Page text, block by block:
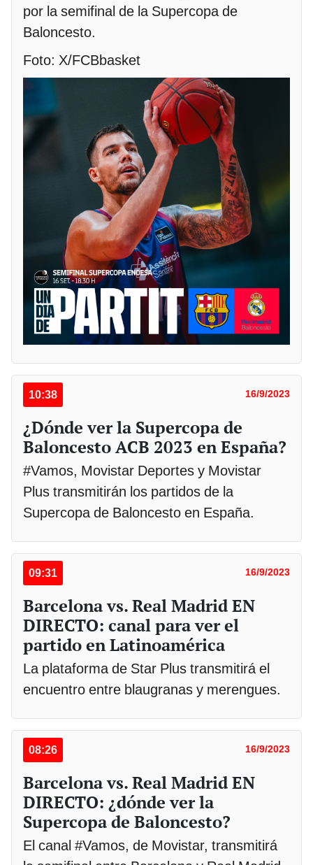
por la semifinal de la Supercopa de
Baloncesto.
Foto: X/FCBbasket
10:38 16/9/2023
¿Dónde ver la Supercopa de
Baloncesto ACB 2023 en España?
#Vamos, Movistar Deportes y Movistar
Plus transmitirán los partidos de la
Supercopa de Baloncesto en España.
09:31 16/9/2023
Barcelona vs. Real Madrid EN
DIRECTO: canal para ver el
partido en Latinoamérica
La plataforma de Star Plus transmitirá el
encuentro entre blaugranas y merengues.
08:26 16/9/2023
Barcelona vs. Real Madrid EN
DIRECTO: ¿dónde ver la
Supercopa de Baloncesto?
El canal #Vamos, de Movistar, transmitirá